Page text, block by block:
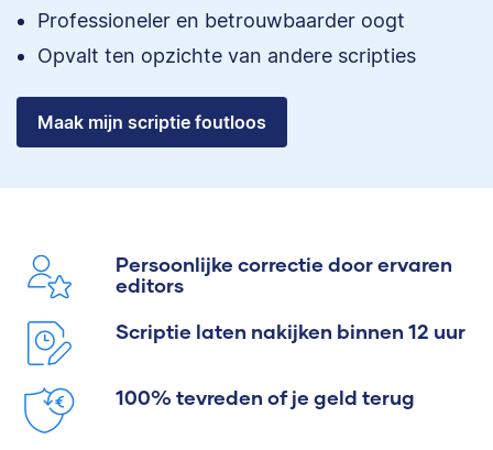
Professioneler en betrouwbaarder oogt
Opvalt ten opzichte van andere scripties
Maak mijn scriptie foutloos
Persoonlijke correctie door ervaren
editors
Scriptie laten nakijken binnen 12 uur
100% tevreden of je geld terug